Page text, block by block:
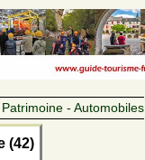
- Automobiles
(42)